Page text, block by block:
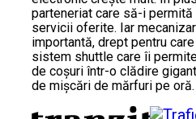
parteneriat care să-i
servicii oferite. Iar
importantă, drept pentru
sistem shuttle care îi
de coșuri într-o clădire
de mișcări de mărfuri pe oră.